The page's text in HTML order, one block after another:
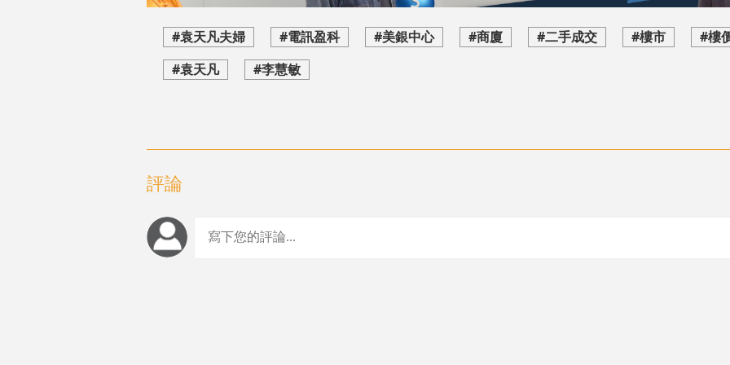
#袁天凡夫婦 #電訊盈科 #美銀中心 #商廈 #二手成交 #樓市
#樓
#袁天凡
#李慧敏
評論